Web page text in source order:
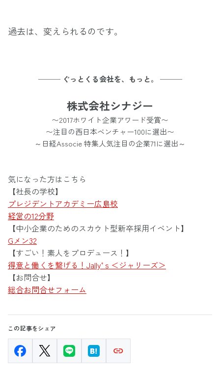
過去は、変えられるのです。
─── ぐっとくる会社を、もっと。 ───
株式会社シナジー
〜2017ホワイト企業アワード受賞〜
〜注目の西日本ベンチャー100に選出〜
～日経Associe 特集人気注目の企業71に選出～
気になった方はこちら
【社長の学校】
プレジデントアカデミー広島校
経営の12分野
【中小企業のためのスカウト型新卒採用イベント】
Gメン32
【すごい！素人をプロデュース！】
得意と働くを繋げる！Jally‘ｓ＜ジャリーズ＞
【お問合せ】
総合お問合せフォーム
この記事をシェア